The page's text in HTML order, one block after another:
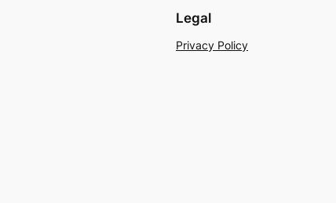
Legal
Privacy Policy